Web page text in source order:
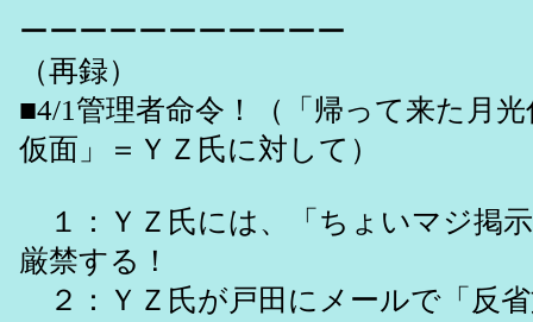
ーーーーーーーーーーー
（再録）
■4/1管理者命令！（「帰って来た月
仮面」＝ＹＺ氏に対して）
１：ＹＺ氏には、「ちょいマジ掲
厳禁する！
２：ＹＺ氏が戸田にメールで「反